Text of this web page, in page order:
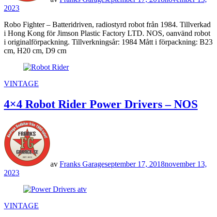
2023
Robo Fighter – Batteridriven, radiostyrd robot från 1984. Tillverkad
i Hong Kong för Jimson Plastic Factory LTD. NOS, oanvänd robot
i originalförpackning. Tillverkningsår: 1984 Mått i förpackning: B23
cm, H20 cm, D9 cm
POSTED
VINTAGE
4×4 Robot Rider Power Drivers – NOS
av Franks Garageseptember 17, 2018november 13,
2023
POSTED
VINTAGE